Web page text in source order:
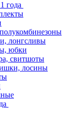
года
лонгсливы
юбки
свитшоты
лосины